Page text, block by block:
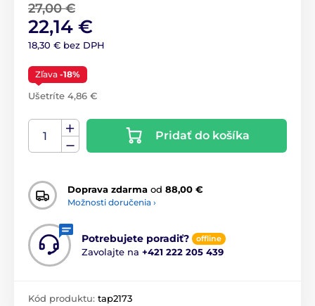
27,00 €
22,14 €
18,30 € bez DPH
Zľava -18%
Ušetríte 4,86 €
Pridať do košíka
Doprava zdarma od 88,00 €
Možnosti doručenia ›
Potrebujete poradiť? offline
Zavolajte na +421 222 205 439
Kód produktu: tap2173